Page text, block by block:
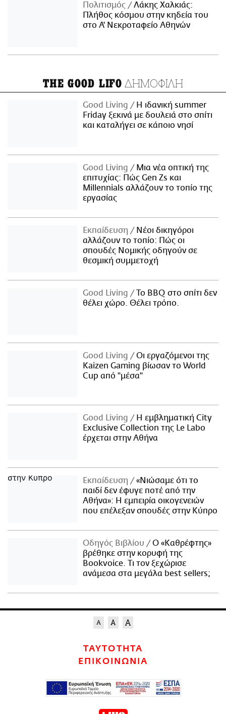
Πολιτισμός
Λάκης Χαλκιάς:
Πλήθος κόσμου στην κηδεία του
στο Α' Νεκροταφείο Αθηνών
THE GOOD LIFO ΔΗΜΟΦΙΛΗ
Good Living
Η ιδανική summer
Friday ξεκινά με δουλειά στο σπίτι
και καταλήγει σε κάποιο νησί
Good Living
Μια νέα οπτική της
επιτυχίας: Πώς Gen Zs και
Millennials αλλάζουν το τοπίο της
εργασίας
Εκπαίδευση
Νέοι δικηγόροι
αλλάζουν το τοπίο: Πώς οι
σπουδές Νομικής οδηγούν σε
θεσμική συμμετοχή
Good Living
Το BBQ στο σπίτι δεν
θέλει χώρο. Θέλει τρόπο.
Good Living
Οι εργαζόμενοι της
Kaizen Gaming βίωσαν το World
Cup από "μέσα"
Good Living
Η εμβληματική City
Exclusive Collection της Le Labo
έρχεται στην Αθήνα
Εκπαίδευση
«Νιώσαμε ότι το
παιδί δεν έφυγε ποτέ από την
Αθήνα»: Η εμπειρία οικογενειών
που επέλεξαν σπουδές στην Κύπρο
Οδηγός Βιβλίου
Ο «Καθρέφτης»
βρέθηκε στην κορυφή της
Bookvoice. Τι τον ξεχώρισε
ανάμεσα στα μεγάλα best sellers;
ΤΑΥΤΟΤΗΤΑ
ΕΠΙΚΟΙΝΩΝΙΑ